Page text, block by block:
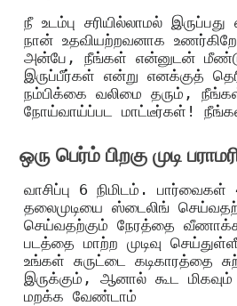
நீ உடம்பு சரியில்லாமல்
நான் உதவியற்றவனாக
அன்பே, நீங்கள் என்னுடன்
இருப்பீர்கள் என்று எனக்குத்
நம்பிக்கை வலிமை தரும்,
நோய்வாய்ப்பட மாட்டீர்கள்!
ஒரு பெர்ம் பிறகு முடி
வாசிப்பு 6 நிமிடம்.
தலைமுடியை ஸ்டைலிங்
செய்வதற்கும் நேரத்தை
படத்தை மாற்ற முடிவு
உங்கள் சுருட்டை கடிகாரத்தை
இருக்கும், ஆனால் கூட மிகவும்
மறக்க வேண்டாம்